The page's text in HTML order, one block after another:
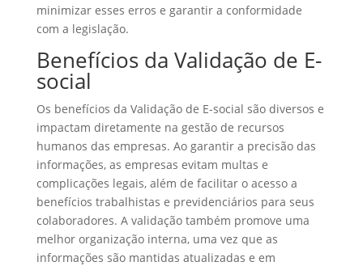
minimizar esses erros e garantir a conformidade
com a legislação.
Benefícios da Validação de E-
social
Os benefícios da Validação de E-social são diversos e
impactam diretamente na gestão de recursos
humanos das empresas. Ao garantir a precisão das
informações, as empresas evitam multas e
complicações legais, além de facilitar o acesso a
benefícios trabalhistas e previdenciários para seus
colaboradores. A validação também promove uma
melhor organização interna, uma vez que as
informações são mantidas atualizadas e em